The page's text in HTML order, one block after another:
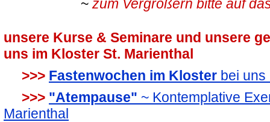
~ zum Vergrößern bitte auf
unsere Kurse & Seminare und unsere
uns im Kloster St. Marienthal
>>> Fastenwochen im Kloster bei uns
>>> "Atempause" ~ Kontemplative
Marienthal